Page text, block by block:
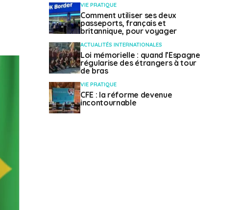
VIE PRATIQUE
Comment utiliser ses deux
passeports, français et
britannique, pour voyager
ACTUALITÉS INTERNATIONALES
Loi mémorielle : quand l’Espagne
régularise des étrangers à tour
de bras
VIE PRATIQUE
CFE : la réforme devenue
incontournable